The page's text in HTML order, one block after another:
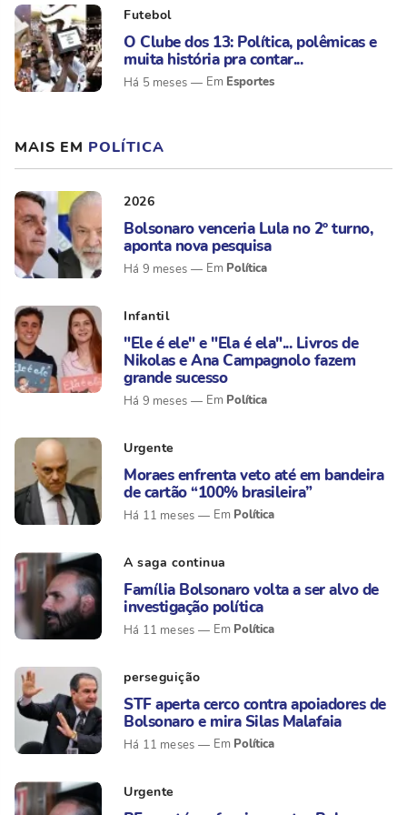
Futebol
O Clube dos 13: Política, polêmicas e
muita história pra contar...
Há 5 meses Esportes
MAIS EM POLÍTICA
2026
Bolsonaro venceria Lula no 2º turno,
aponta nova pesquisa
Há 9 meses Política
Infantil
"Ele é ele" e "Ela é ela"... Livros de
Nikolas e Ana Campagnolo fazem
grande sucesso
Há 9 meses Política
Urgente
Moraes enfrenta veto até em bandeira
de cartão “100% brasileira”
Há 11 meses Política
A saga continua
Família Bolsonaro volta a ser alvo de
investigação política
Há 11 meses Política
perseguição
STF aperta cerco contra apoiadores de
Bolsonaro e mira Silas Malafaia
Há 11 meses Política
Urgente